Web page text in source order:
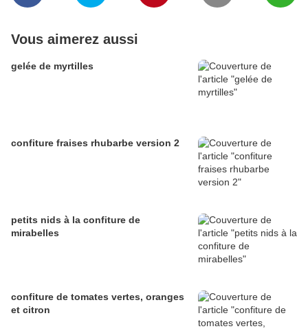
Vous aimerez aussi
gelée de myrtilles
confiture fraises rhubarbe version 2
petits nids à la confiture de
mirabelles
confiture de tomates vertes, oranges
et citron